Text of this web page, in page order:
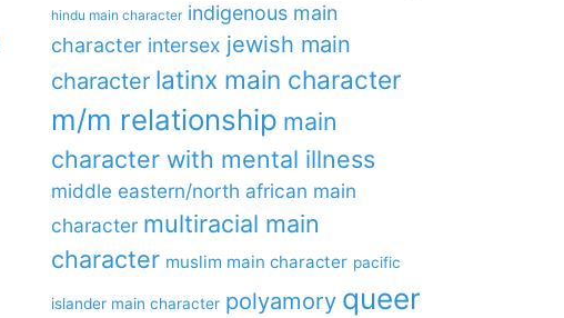
hindu main character indigenous main
character intersex jewish main
character latinx main character
m/m relationship main
character with mental illness
middle eastern/north african main
character multiracial main
character muslim main character pacific
islander main character polyamory queer